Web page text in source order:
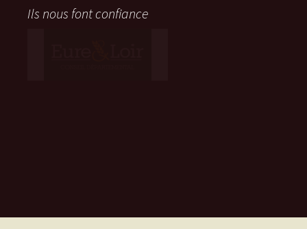
Ils nous font confiance